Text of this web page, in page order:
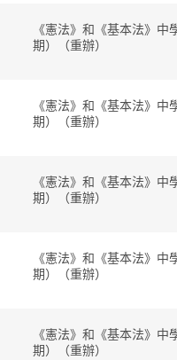
《憲法》和《基本法》
期）（重辦）
《憲法》和《基本法》
期）（重辦）
《憲法》和《基本法》
期）（重辦）
《憲法》和《基本法》
期）（重辦）
《憲法》和《基本法》
期）（重辦）